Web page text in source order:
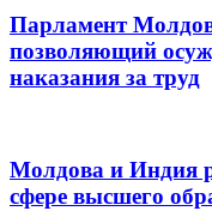
Парламент
позволяющий
наказания за труд
Молдова и Индия
сфере высшего